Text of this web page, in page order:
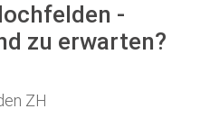
-
zu erwarten?